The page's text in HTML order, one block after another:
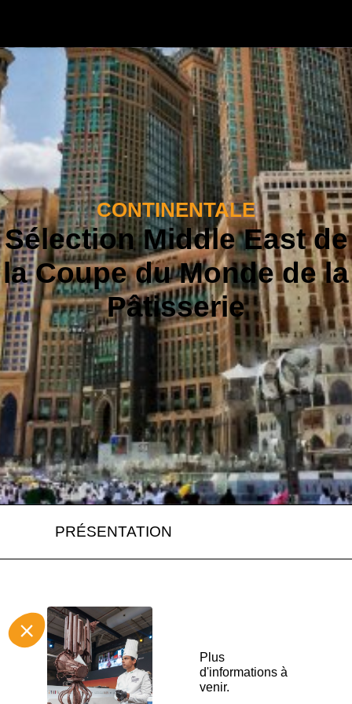
CONTINENTALE
Sélection Middle East de
la Coupe du Monde de la
Pâtisserie
PRÉSENTATION
Plus
d'informations à
venir.